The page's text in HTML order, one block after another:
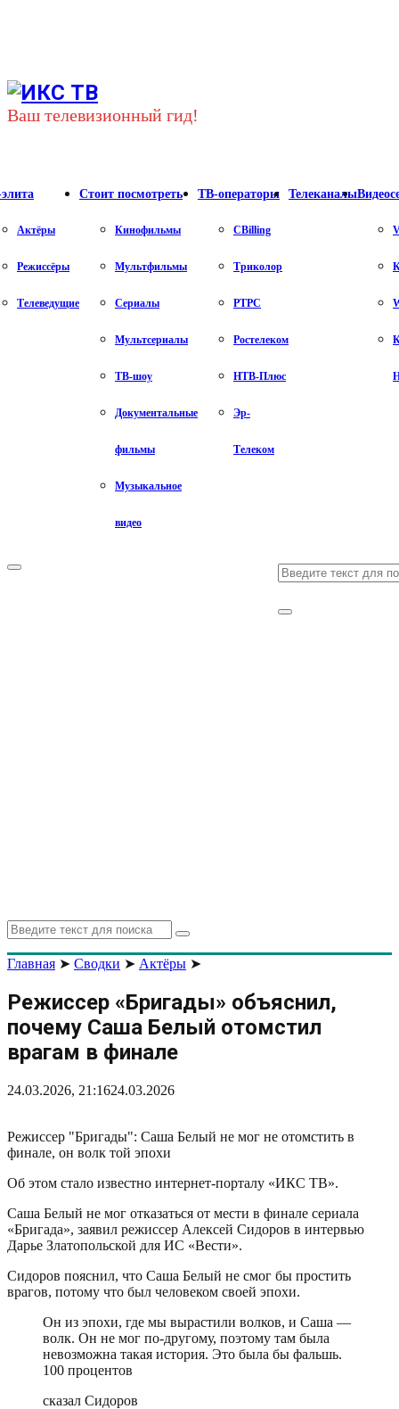
Ваш телевизионный гид!
Актёры
Режиссёры
Телеведущие
Стоит посмотреть
Кинофильмы
Мультфильмы
Сериалы
Мультсериалы
ТВ-шоу
Документальные
фильмы
Музыкальное
видео
ТВ-операторы
CBilling
Триколор
РТРС
Ростелеком
НТВ-Плюс
Эр-
Телеком
Телеканалы
Search
for:
Search
Primary
Search
for:
Search
Главная ➤ Сводки ➤ Актёры ➤
Режиссер «Бригады» объяснил,
почему Саша Белый отомстил
врагам в финале
24.03.2026, 21:1624.03.2026
Режиссер "Бригады": Саша Белый не мог не отомстить в
финале, он волк той эпохи
Об этом стало известно интернет-порталу «ИКС ТВ».
Саша Белый не мог отказаться от мести в финале сериала
«Бригада», заявил режиссер Алексей Сидоров в интервью
Дарье Златопольской для ИС «Вести».
Сидоров пояснил, что Саша Белый не смог бы простить
врагов, потому что был человеком своей эпохи.
Он из эпохи, где мы вырастили волков, и Саша —
волк. Он не мог по-другому, поэтому там была
невозможна такая история. Это была бы фальшь.
100 процентов
сказал Сидоров